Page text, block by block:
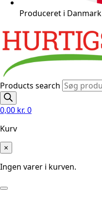
Produceret i Danmark
Products search
0,00 kr. 0
Kurv
×
Ingen varer i kurven.